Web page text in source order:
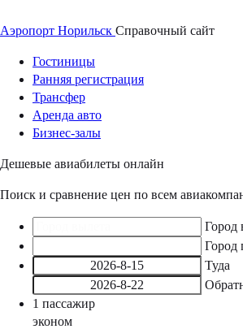
Аэропорт Норильск Справочный сайт
Гостиницы
Ранняя регистрация
Трансфер
Аренда авто
Бизнес-залы
Дешевые авиабилеты онлайн
Поиск и сравнение цен по всем
Город
Город
Туда
1 пассажир
эконом